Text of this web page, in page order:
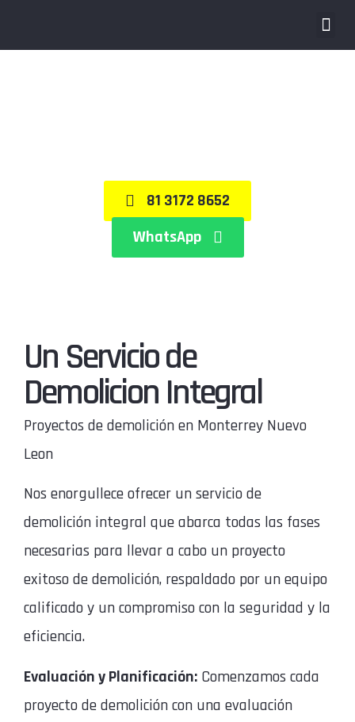
81 3172 8652
WhatsApp
Un Servicio de
Demolicion Integral
Proyectos de demolición en Monterrey Nuevo
Leon
Nos enorgullece ofrecer un servicio de
demolición integral que abarca todas las fases
necesarias para llevar a cabo un proyecto
exitoso de demolición, respaldado por un equipo
calificado y un compromiso con la seguridad y la
eficiencia.
Evaluación y Planificación: Comenzamos cada
proyecto de demolición con una evaluación